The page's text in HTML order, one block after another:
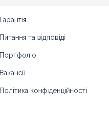
Гарантія
Питання та відповіді
Портфоліо
Вакансії
Політика конфіденційності